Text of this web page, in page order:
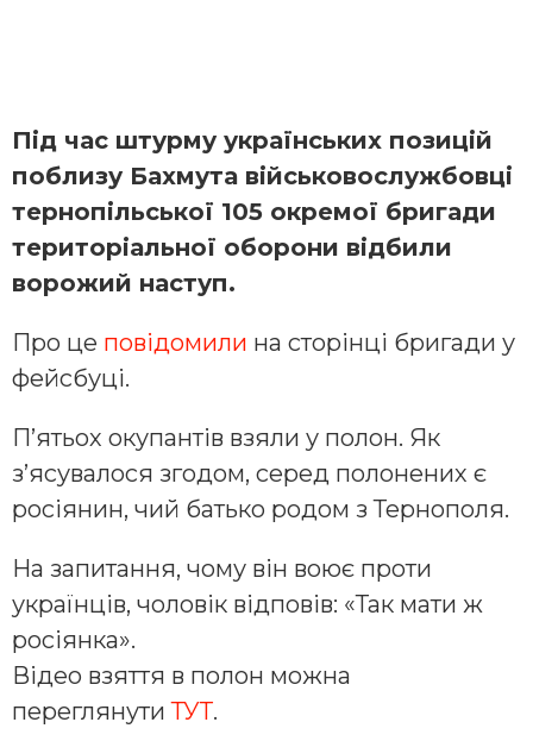
Під час штурму українських позицій
поблизу Бахмута військовослужбовці
тернопільської 105 окремої бригади
територіальної оборони відбили
ворожий наступ.
Про це повідомили на сторінці бригади у
фейсбуці.
П’ятьох окупантів взяли у полон. Як
з’ясувалося згодом, серед полонених є
росіянин, чий батько родом з Тернополя.
На запитання, чому він воює проти
українців, чоловік відповів: «Так мати ж
росіянка».
Відео взяття в полон можна
переглянутиТУТ.